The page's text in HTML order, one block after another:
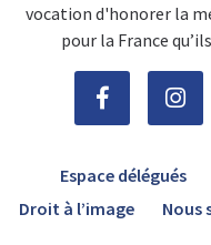
vocation d'honorer la
pour la France
Espace délégués
Droit à l’image
Nous